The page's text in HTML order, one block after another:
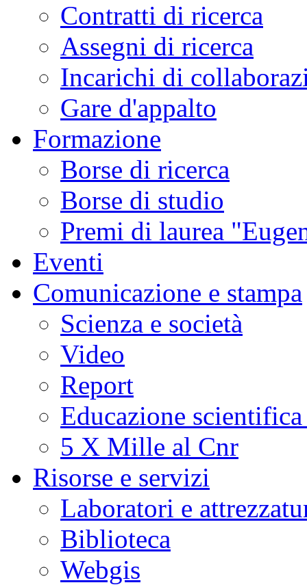
Contratti di ricerca
Assegni di ricerca
Incarichi di
Gare d'appalto
Formazione
Borse di ricerca
Borse di studio
Premi di laurea
Eventi
Comunicazione e stampa
Scienza e società
Video
Report
Educazione
5 X Mille al Cnr
Risorse e servizi
Laboratori e
Biblioteca
Webgis